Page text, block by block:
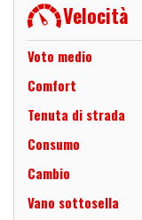
Velocità
Voto medio
Comfort
Tenuta di strada
Consumo
Cambio
Vano sottosella